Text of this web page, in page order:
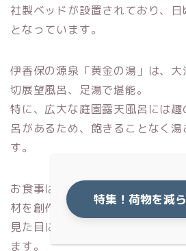
社製ベッドが設置されており、
となっています。
伊香保の源泉「黄金の湯」は、
切展望風呂、足湯で堪能。
特に、広大な庭園露天風呂には
呂があるため、飽きることなく
す。
お食事は、全国各地から届けら
材を創作和会席で堪能。
見た目にも美しいお料理は、目で
ます。
特集！荷物を減